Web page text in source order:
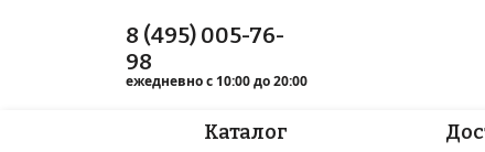
8 (495) 005-76-
98
ежедневно с 10:00 до 20:00
Каталог